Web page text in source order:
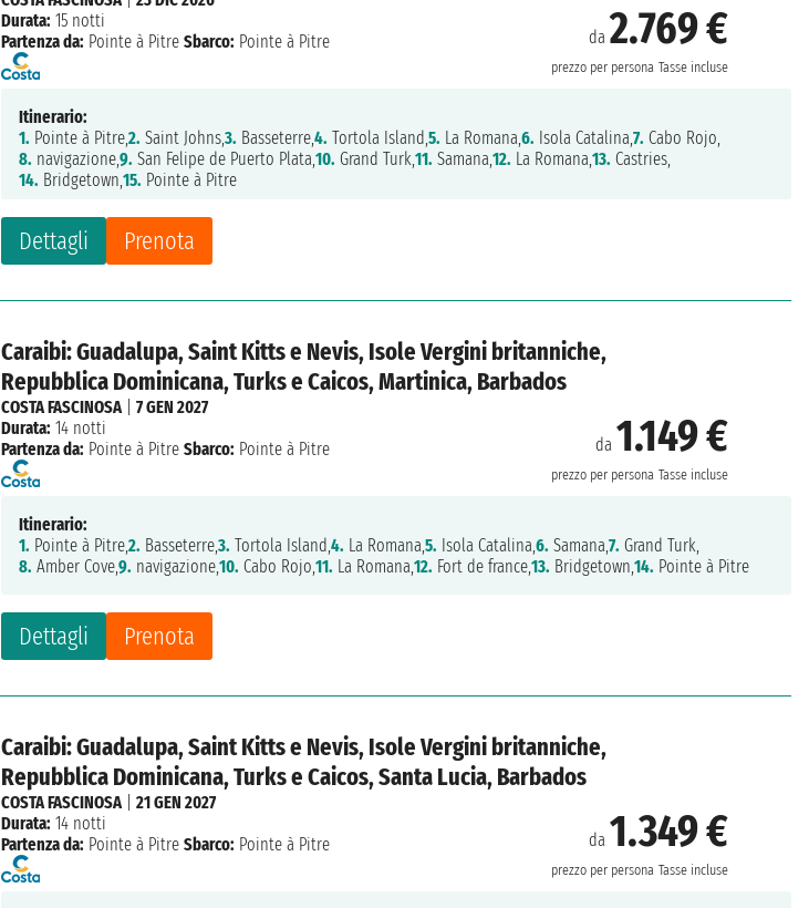
da2.769 €
prezzo per persona Tasse incluse
Dettagli Prenota
Durata: 15 notti
Partenza da: Pointe à Pitre Sbarco: Pointe à Pitre
Itinerario:
1. Pointe à Pitre,2. Saint Johns,3. Basseterre,4. Tortola Island,5. La Romana,6. Isola Catalina,7. Cabo Rojo,
8. navigazione,9. San Felipe de Puerto Plata,10. Grand Turk,11. Samana,12. La Romana,13. Castries,
14. Bridgetown,15. Pointe à Pitre
Caraibi: Guadalupa, Saint Kitts e Nevis, Isole Vergini britanniche,
Repubblica Dominicana, Turks e Caicos, Martinica, Barbados
da 1.149 €
prezzo per persona Tasse incluse
Dettagli Prenota
COSTA FASCINOSA|7 GEN 2027
Durata: 14 notti
Partenza da: Pointe à Pitre Sbarco: Pointe à Pitre
Itinerario:
1. Pointe à Pitre,2. Basseterre,3. Tortola Island,4. La Romana,5. Isola Catalina,6. Samana,7. Grand Turk,
8. Amber Cove,9. navigazione,10. Cabo Rojo,11. La Romana,12. Fort de france,13. Bridgetown,14. Pointe à Pitre
Caraibi: Guadalupa, Saint Kitts e Nevis, Isole Vergini britanniche,
Repubblica Dominicana, Turks e Caicos, Santa Lucia, Barbados
da 1.349 €
prezzo per persona Tasse incluse
COSTA FASCINOSA|21 GEN 2027
Durata: 14 notti
Partenza da: Pointe à Pitre Sbarco: Pointe à Pitre